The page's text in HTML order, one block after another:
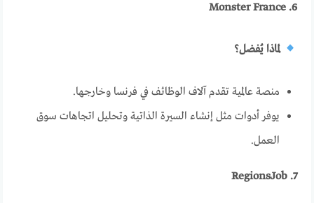
6. Monster France
لماذا يُفضل؟
منصة عالمية تقدم آلاف الوظائف في فرنسا وخارجها.
يوفر أدوات مثل إنشاء السيرة الذاتية وتحليل اتجاهات سوق
العمل.
7. RegionsJob